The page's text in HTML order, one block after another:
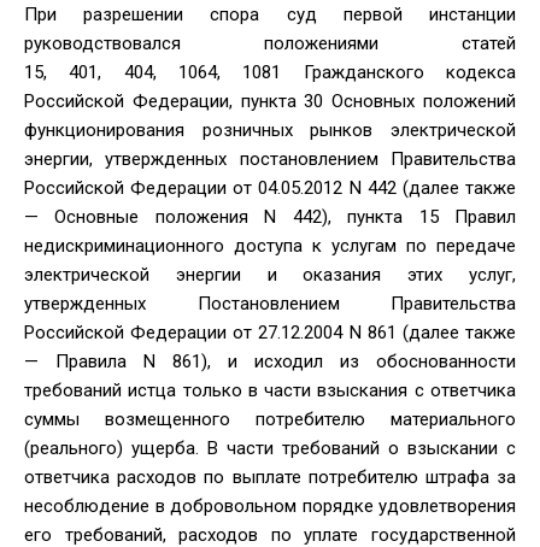
При разрешении спора суд первой инстанции
руководствовался положениями статей
15, 401, 404, 1064, 1081 Гражданского кодекса
Российской Федерации, пункта 30 Основных положений
функционирования розничных рынков электрической
энергии, утвержденных постановлением Правительства
Российской Федерации от 04.05.2012 N 442 (далее также
— Основные положения N 442), пункта 15 Правил
недискриминационного доступа к услугам по передаче
электрической энергии и оказания этих услуг,
утвержденных Постановлением Правительства
Российской Федерации от 27.12.2004 N 861 (далее также
— Правила N 861), и исходил из обоснованности
требований истца только в части взыскания с ответчика
суммы возмещенного потребителю материального
(реального) ущерба. В части требований о взыскании с
ответчика расходов по выплате потребителю штрафа за
несоблюдение в добровольном порядке удовлетворения
его требований, расходов по уплате государственной